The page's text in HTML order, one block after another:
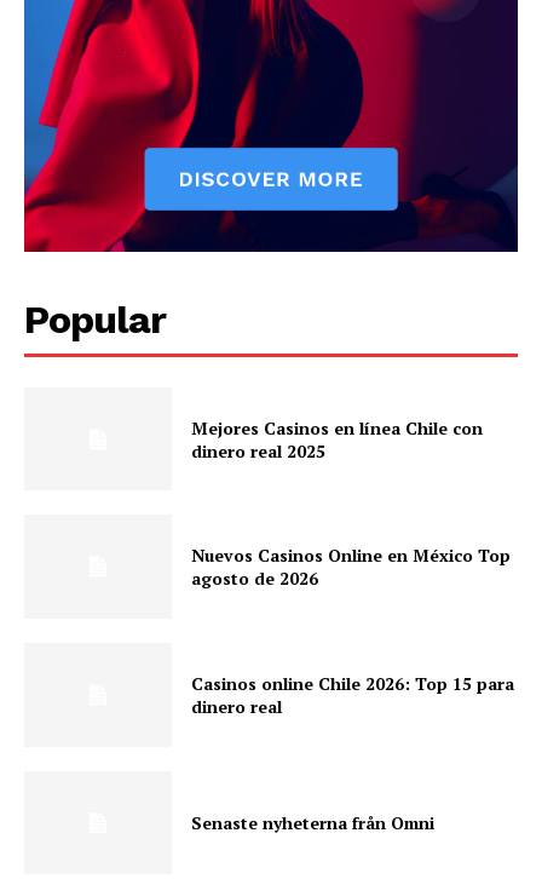
Popular
Mejores Casinos en línea Chile con
dinero real 2025
Nuevos Casinos Online en México Top
agosto de 2026
Casinos online Chile 2026: Top 15 para
dinero real
Senaste nyheterna från Omni